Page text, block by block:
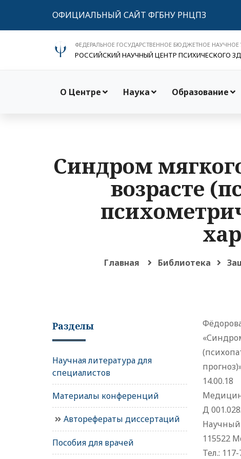
ОФИЦИАЛЬНЫЙ САЙТ ФГБНУ РНЦПЗ
ФЕДЕРАЛЬНОЕ ГОСУДАРСТВЕННОЕ БЮДЖЕТНОЕ
РОССИЙСКИЙ НАУЧНЫЙ ЦЕНТР ПСИХИЧЕСКОГО
О Центре Наука Образование
Синдром
возрасте
Главная Библиотека
14.00.18
Д
Научный
115522
Тел.:
Разделы
Научная литература для
специалистов
Материалы конференций
Авторефераты диссертаций
Пособия для врачей